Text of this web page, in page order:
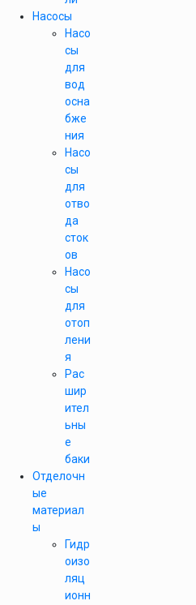
Насосы
Насо
сы
для
вод
осна
бже
ния
Насо
сы
для
отво
да
сток
ов
Насо
сы
для
отоп
лени
я
Рас
шир
ител
ьны
е
баки
Отделочн
ые
материал
ы
Гидр
оизо
ляц
ионн